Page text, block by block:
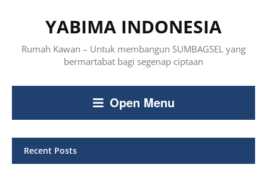
YABIMA INDONESIA
Rumah Kawan – Untuk membangun SUMBAGSEL yang
bermartabat bagi segenap ciptaan
Open Menu
Recent Posts